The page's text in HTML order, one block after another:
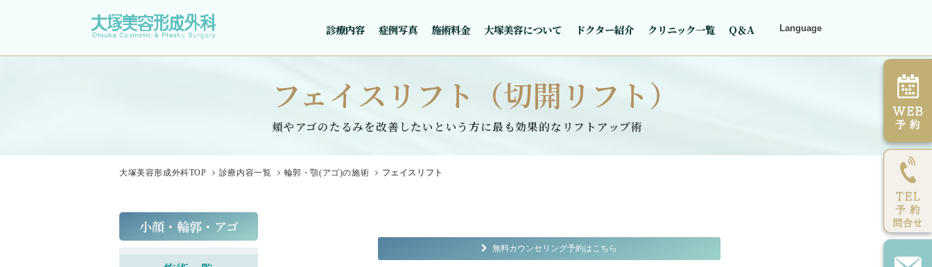
診療内容 症例写真 施術料金 大塚美容について ドクター紹介 クリニック一覧 Q＆A Language
フェイスリフト（切開リフト）
頬やアゴのたるみを改善したいという方に最も効果的なリフトアップ術
大塚美容形成外科TOP 診療内容一覧 輪郭・顎(アゴ)の施術 フェイスリフト
無料カウンセリング予約はこちら
小顔・輪郭・アゴ